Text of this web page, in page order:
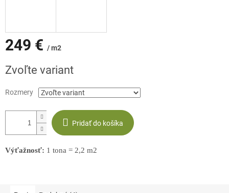
249 € / m2
cena:
Zvoľte variant
Rozmery
Pridať do košíka
Výťažnosť: 1 tona = 2,2 m2